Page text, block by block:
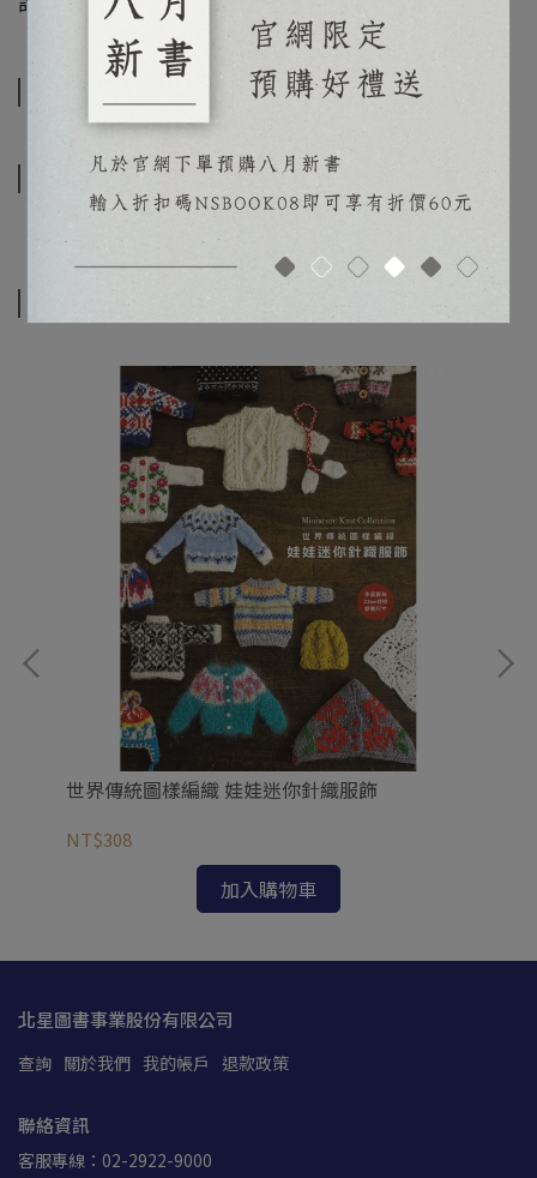
目錄
世界傳統圖樣編織 娃娃迷你針織服飾
NT$308
加入購物車
北星圖書事業股份有限公司
查詢 關於我們 我的帳戶 退款政策
聯絡資訊
客服專線：02-2922-9000